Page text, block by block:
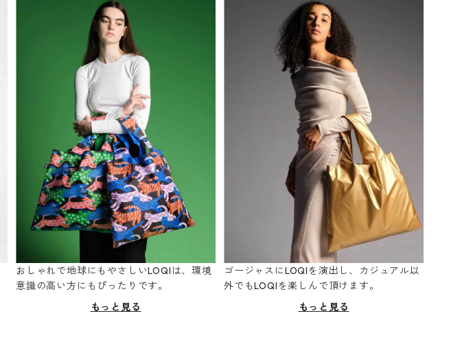
おしゃれで地球にもやさしいLOQIは、環境
意識の高い方にもぴったりです。
もっと見る
ゴージャスにLOQIを演出し、カジュアル以
外でもLOQIを楽しんで頂けます。
もっと見る